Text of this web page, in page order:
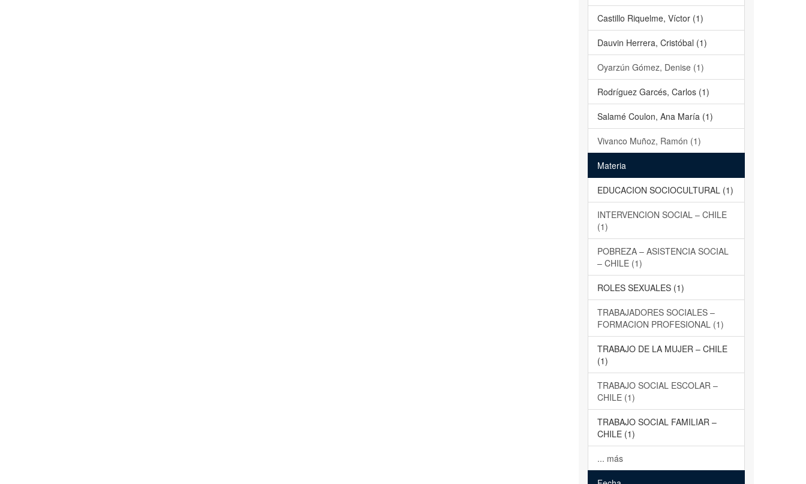
Castillo Riquelme, Víctor (1)
Dauvin Herrera, Cristóbal (1)
Oyarzún Gómez, Denise (1)
Rodríguez Garcés, Carlos (1)
Salamé Coulon, Ana María (1)
Vivanco Muñoz, Ramón (1)
Materia
EDUCACION SOCIOCULTURAL (1)
INTERVENCION SOCIAL – CHILE
(1)
POBREZA – ASISTENCIA SOCIAL
– CHILE (1)
ROLES SEXUALES (1)
TRABAJADORES SOCIALES –
FORMACION PROFESIONAL (1)
TRABAJO DE LA MUJER – CHILE
(1)
TRABAJO SOCIAL ESCOLAR –
CHILE (1)
TRABAJO SOCIAL FAMILIAR –
CHILE (1)
... más